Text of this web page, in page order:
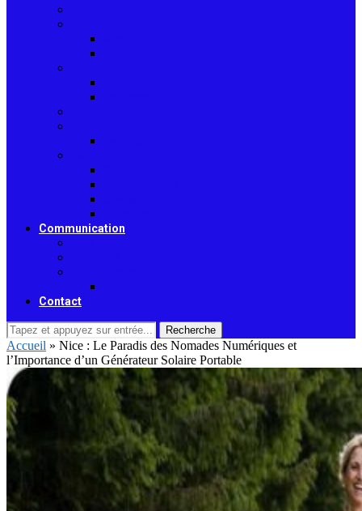
Communication
Contact
Recherche
Accueil » Nice : Le Paradis des Nomades Numériques et
l’Importance d’un Générateur Solaire Portable